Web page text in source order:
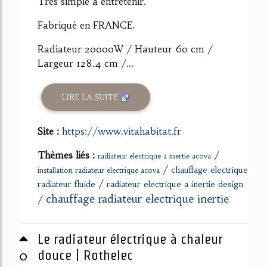
Fabriqué en FRANCE.
Radiateur 20000W / Hauteur 60 cm /
Largeur 128.4 cm /...
LIRE LA SUITE
Site : https://www.vitahabitat.fr
Thèmes liés : radiateur electrique a inertie acova /
installation radiateur electrique acova / chauffage electrique
radiateur fluide / radiateur electrique a inertie design
/ chauffage radiateur electrique inertie
0
Le radiateur électrique à chaleur
douce | Rothelec